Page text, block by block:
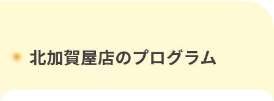
北加賀屋店のプログラム